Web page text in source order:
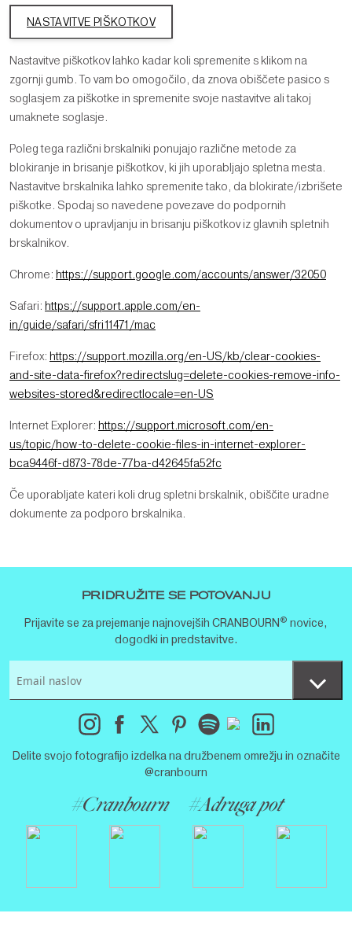
NASTAVITVE PIŠKOTKOV
Nastavitve piškotkov lahko kadar koli spremenite s klikom na
zgornji gumb. To vam bo omogočilo, da znova obiščete pasico s
soglasjem za piškotke in spremenite svoje nastavitve ali takoj
umaknete soglasje.
Poleg tega različni brskalniki ponujajo različne metode za
blokiranje in brisanje piškotkov, ki jih uporabljajo spletna mesta.
Nastavitve brskalnika lahko spremenite tako, da blokirate/izbrišete
piškotke. Spodaj so navedene povezave do podpornih
dokumentov o upravljanju in brisanju piškotkov iz glavnih spletnih
brskalnikov.
Chrome: https://support.google.com/accounts/answer/32050
Safari: https://support.apple.com/en-
in/guide/safari/sfri11471/mac
Firefox: https://support.mozilla.org/en-US/kb/clear-cookies-
and-site-data-firefox?redirectslug=delete-cookies-remove-info-
websites-stored&redirectlocale=en-US
Internet Explorer: https://support.microsoft.com/en-
us/topic/how-to-delete-cookie-files-in-internet-explorer-
bca9446f-d873-78de-77ba-d42645fa52fc
Če uporabljate kateri koli drug spletni brskalnik, obiščite uradne
dokumente za podporo brskalnika.
Delite svojo fotografijo izdelka na družbenem omrežju in označite
@cranbourn
#Cranbourn #Adruga pot
PRIDRUŽITE SE POTOVANJU
Prijavite se za prejemanje najnovejših CRANBOURN ® novice,
dogodki in predstavitve.